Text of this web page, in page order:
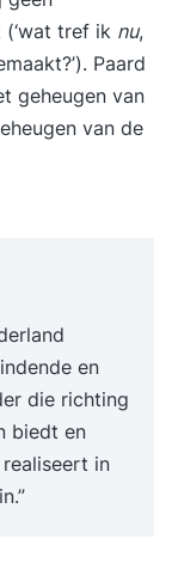
De
zowel
bagage
Duik is
directe
Harends
je
tref ik nu,
Paard
geheugen van
van de
en
die richting
biedt en
in